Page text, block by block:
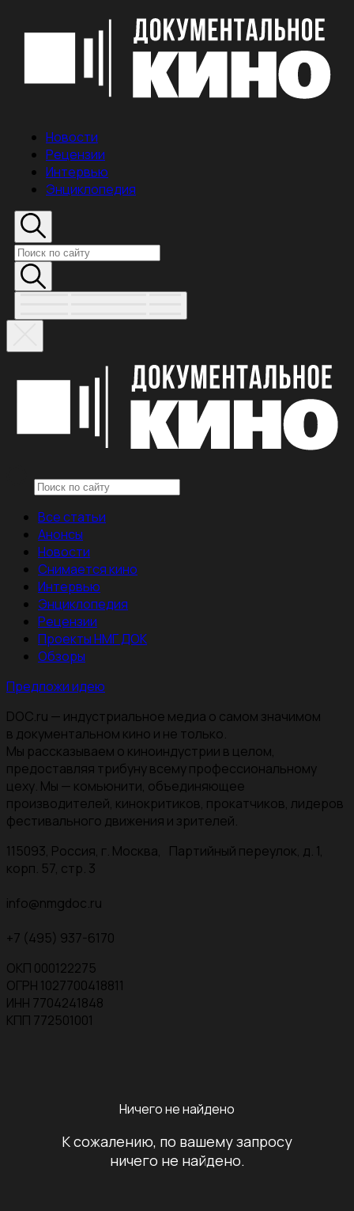
Новости
Рецензии
Интервью
Энциклопедия
Все статьи
Анонсы
Новости
Снимается кино
Интервью
Энциклопедия
Рецензии
Проекты НМГ ДОК
Обзоры
Предложи идею
DOC.ru — индустриальное медиа о самом значимом
в документальном кино и не только.
Мы рассказываем о киноиндустрии в целом,
предоставляя трибуну всему профессиональному
цеху. Мы — комьюнити, объединяющее
производителей, кинокритиков, прокатчиков, лидеров
фестивального движения и зрителей.
115093, Россия, г. Москва, Партийный переулок, д. 1,
корп. 57, стр. 3
info@nmgdoc.ru
+7 (495) 937-6170
ОКП 000122275
ОГРН 1027700418811
ИНН 7704241848
КПП 772501001
Ничего не найдено
К сожалению, по вашему запросу
ничего не найдено.